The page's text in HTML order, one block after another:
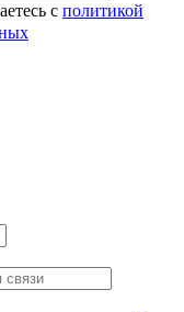
с политикой